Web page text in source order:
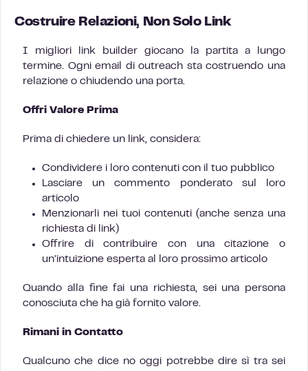
Costruire Relazioni, Non Solo Link
I migliori link builder giocano la partita a lungo
termine. Ogni email di outreach sta costruendo una
relazione o chiudendo una porta.
Offri Valore Prima
Prima di chiedere un link, considera:
Condividere i loro contenuti con il tuo pubblico
Lasciare un commento ponderato sul loro
articolo
Menzionarli nei tuoi contenuti (anche senza una
richiesta di link)
Offrire di contribuire con una citazione o
un’intuizione esperta al loro prossimo articolo
Quando alla fine fai una richiesta, sei una persona
conosciuta che ha già fornito valore.
Rimani in Contatto
Qualcuno che dice no oggi potrebbe dire sì tra sei